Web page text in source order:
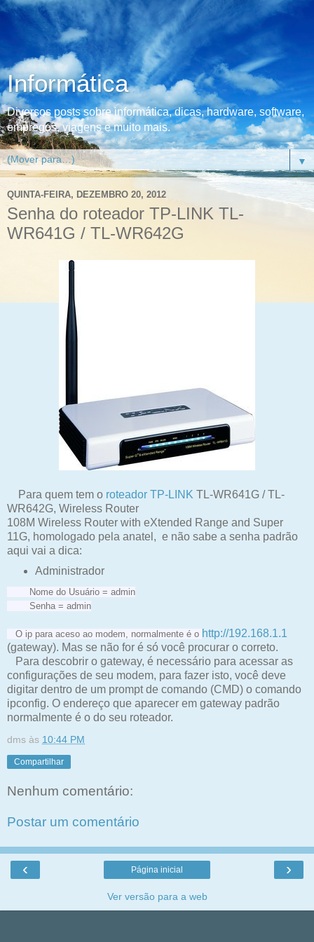
Informática
Diversos posts sobre informática, dicas, hardware, software,
empregos, viagens e muito mais.
▼
QUINTA-FEIRA, DEZEMBRO 20, 2012
Senha do roteador TP-LINK TL-
WR641G / TL-WR642G
Para quem tem o roteador TP-LINK TL-WR641G / TL-
WR642G, Wireless Router
108M Wireless Router with eXtended Range and Super
11G, homologado pela anatel, e não sabe a senha padrão
aqui vai a dica:
Administrador
Nome do Usuário = admin
Senha = admin
O ip para aceso ao modem, normalmente é o http://192.168.1.1
(gateway). Mas se não for é só você procurar o correto.
Para descobrir o gateway, é necessário para acessar as
configurações de seu modem, para fazer isto, você deve
digitar dentro de um prompt de comando (CMD) o comando
ipconfig. O endereço que aparecer em gateway padrão
normalmente é o do seu roteador.
dms às 10:44 PM
Compartilhar
Nenhum comentário:
Postar um comentário
‹ ›
Página inicial
Ver versão para a web